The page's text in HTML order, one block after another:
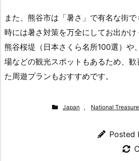
また、熊谷市は「暑さ」で有名な街
時には暑さ対策を万全にしてお出か
熊谷桜堤（日本さくら名所100選）や
場などの観光スポットもあるため、
た周遊プランもおすすめです。
Japan , National Treasure
Posted